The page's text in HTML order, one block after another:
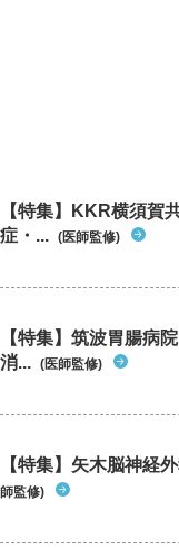
【特集】KKR横須賀
症・... (医師監修)
【特集】筑波胃腸病
消... (医師監修)
【特集】矢木脳神経
師監修)